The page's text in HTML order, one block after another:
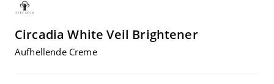
Circadia White Veil Brightener
Auf­hel­len­de Creme